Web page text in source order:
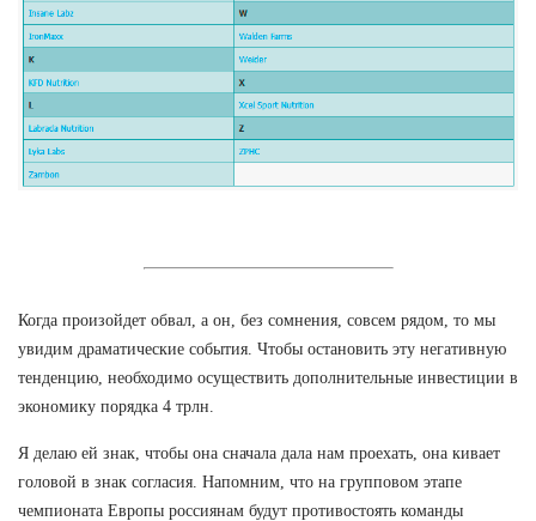
Когда произойдет обвал, а он, без сомнения, совсем рядом, то мы
увидим драматические события. Чтобы остановить эту негативную
тенденцию, необходимо осуществить дополнительные инвестиции в
экономику порядка 4 трлн.
Я делаю ей знак, чтобы она сначала дала нам проехать, она кивает
головой в знак согласия. Напомним, что на групповом этапе
чемпионата Европы россиянам будут противостоять команды